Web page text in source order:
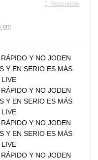
Responder
pm
Y NO JODEN
Y EN SERIO ES MÁS
LIVE
Y NO JODEN
Y EN SERIO ES MÁS
LIVE
Y NO JODEN
Y EN SERIO ES MÁS
LIVE
Y NO JODEN